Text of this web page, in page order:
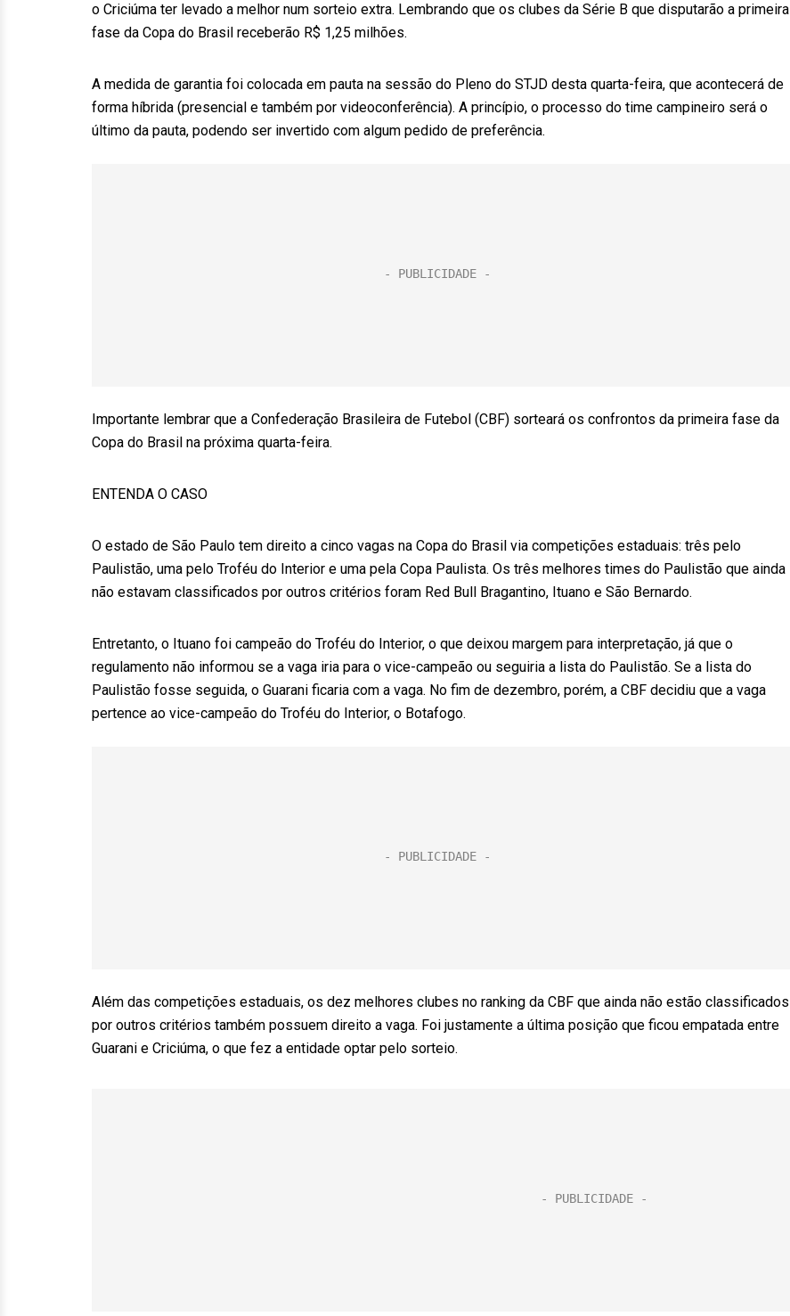
o Criciúma ter levado a melhor num sorteio extra. Lembrando que os clubes da Série B que disputarão a primeira
fase da Copa do Brasil receberão R$ 1,25 milhões.
A medida de garantia foi colocada em pauta na sessão do Pleno do STJD desta quarta-feira, que acontecerá de
forma híbrida (presencial e também por videoconferência). A princípio, o processo do time campineiro será o
último da pauta, podendo ser invertido com algum pedido de preferência.
Importante lembrar que a Confederação Brasileira de Futebol (CBF) sorteará os confrontos da primeira fase da
Copa do Brasil na próxima quarta-feira.
ENTENDA O CASO
O estado de São Paulo tem direito a cinco vagas na Copa do Brasil via competições estaduais: três pelo
Paulistão, uma pelo Troféu do Interior e uma pela Copa Paulista. Os três melhores times do Paulistão que ainda
não estavam classificados por outros critérios foram Red Bull Bragantino, Ituano e São Bernardo.
Entretanto, o Ituano foi campeão do Troféu do Interior, o que deixou margem para interpretação, já que o
regulamento não informou se a vaga iria para o vice-campeão ou seguiria a lista do Paulistão. Se a lista do
Paulistão fosse seguida, o Guarani ficaria com a vaga. No fim de dezembro, porém, a CBF decidiu que a vaga
pertence ao vice-campeão do Troféu do Interior, o Botafogo.
Além das competições estaduais, os dez melhores clubes no ranking da CBF que ainda não estão classificados
por outros critérios também possuem direito a vaga. Foi justamente a última posição que ficou empatada entre
Guarani e Criciúma, o que fez a entidade optar pelo sorteio.